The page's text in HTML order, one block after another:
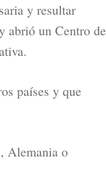
y resultar
abrió un Centro de
países y que
Alemania o